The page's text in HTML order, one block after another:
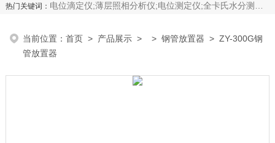
热门关键词： 电位滴定仪;薄层照相分析仪;电位测定仪;全卡氏水分测定仪;全自动永停滴定仪;菌落计数分析仪;抑菌圈测量仪;抑菌圈分析仪
当前位置：首页 > 产品展示 > >钢管放置器 > ZY-300G钢
管放置器